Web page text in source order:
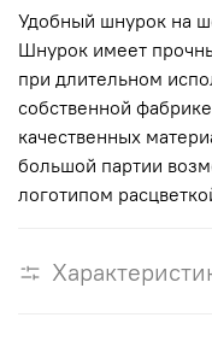
Удобный шнурок на
Шнурок имеет
при длительном
собственной
качественных
большой партии
логотипом